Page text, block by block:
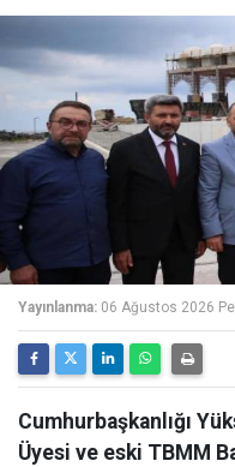
Yayınlanma: 06 Ağustos 2026
Cumhurbaşkanlığı
Üyesi ve eski TBMM